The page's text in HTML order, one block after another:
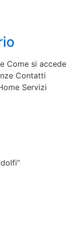
Come si accede
Contatti
Servizi